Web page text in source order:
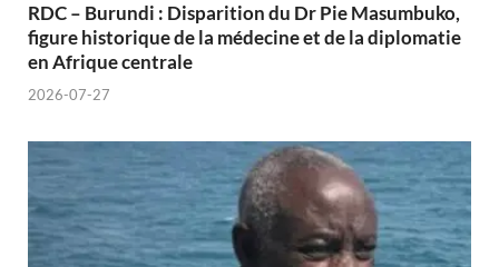
RDC – Burundi : Disparition du Dr Pie Masumbuko,
figure historique de la médecine et de la diplomatie
en Afrique centrale
2026-07-27